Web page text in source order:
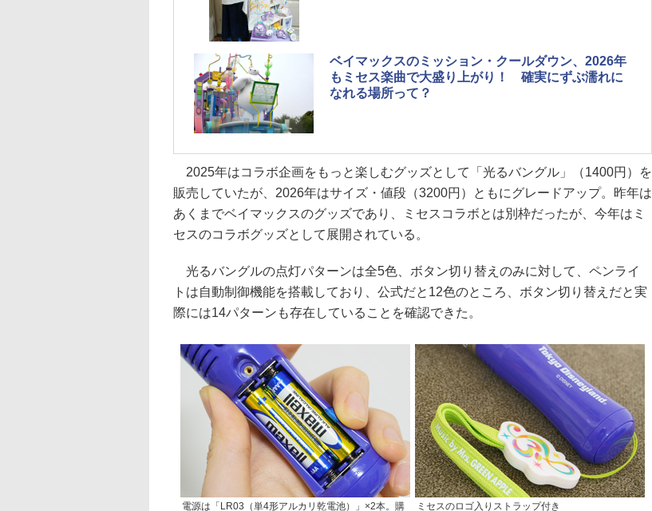
ベイマックスのミッション・クールダウン、2026年
もミセス楽曲で大盛り上がり！ 確実にずぶ濡れに
なれる場所って？
2025年はコラボ企画をもっと楽しむグッズとして「光るバングル」（1400円）を
販売していたが、2026年はサイズ・値段（3200円）ともにグレードアップ。昨年は
あくまでベイマックスのグッズであり、ミセスコラボとは別枠だったが、今年はミ
セスのコラボグッズとして展開されている。
光るバングルの点灯パターンは全5色、ボタン切り替えのみに対して、ペンライ
トは自動制御機能を搭載しており、公式だと12色のところ、ボタン切り替えだと実
際には14パターンも存在していることを確認できた。
電源は「LR03（単4形アルカリ乾電池）」×2本。購
ミセスのロゴ入りストラップ付き